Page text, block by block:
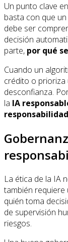
Un punto clave
basta con que
debe ser
decisión
parte, por qué
Cuando un
crédito o prioriza
desconfianza.
la IA
La ética de la IA
también requiere
quién toma
de supervisión
riesgos.